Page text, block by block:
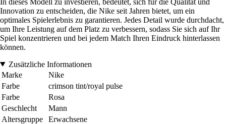
Innovation zu entscheiden, die Nike seit Jahren bietet, um ein
optimales Spielerlebnis zu garantieren. Jedes Detail wurde durchdacht,
um Ihre Leistung auf dem Platz zu verbessern, sodass Sie sich auf Ihr
Spiel konzentrieren und bei jedem Match Ihren Eindruck hinterlassen
können.
Zusätzliche Informationen
Marke
Nike
Farbe
crimson tint/royal pulse
Farbe
Rosa
Geschlecht
Mann
Altersgruppe
Erwachsene